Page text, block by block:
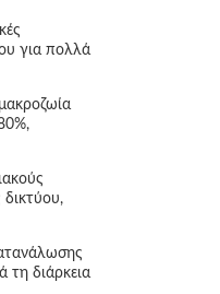
για πολλά
δικτύου,
τη διάρκεια